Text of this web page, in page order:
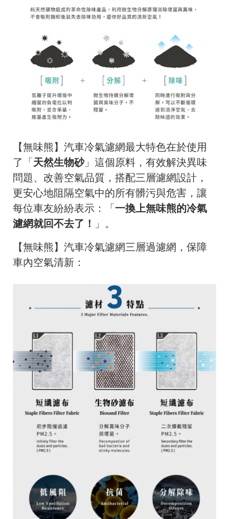
【無味熊】汽車冷氣濾網最大特色在於使用
了「天然生物砂」這個原料，有效解決異味
問題、改善空氣品質，搭配三層濾網設計，
更安心地阻隔空氣中的所有髒污與危害，讓
每位車友紛紛表示：「一換上無味熊的冷氣
濾網就回不去了！ 」。
【無味熊】汽車冷氣濾網三層過濾網，保障
車內空氣清新：